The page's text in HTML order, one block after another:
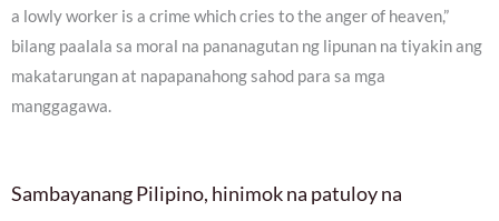
a lowly worker is a crime which cries to the anger of heaven,”
bilang paalala sa moral na pananagutan ng lipunan na tiyakin ang
makatarungan at napapanahong sahod para sa mga
manggagawa.
Sambayanang Pilipino, hinimok na patuloy na